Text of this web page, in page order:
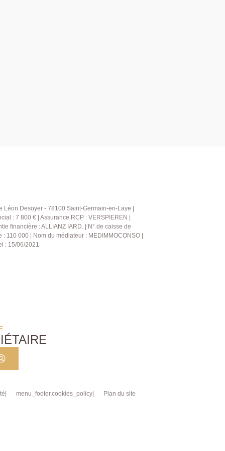
Desoyer - 78100 Saint-Germain-en-Laye |
: 7 800 € | Assurance RCP : VERSPIEREN |
financière : ALLIANZ IARD. | N° de caisse de
000 | Nom du médiateur : MEDIMMOCONSO |
: 15/06/2021
menu_footer.cookies_policy
Plan du site